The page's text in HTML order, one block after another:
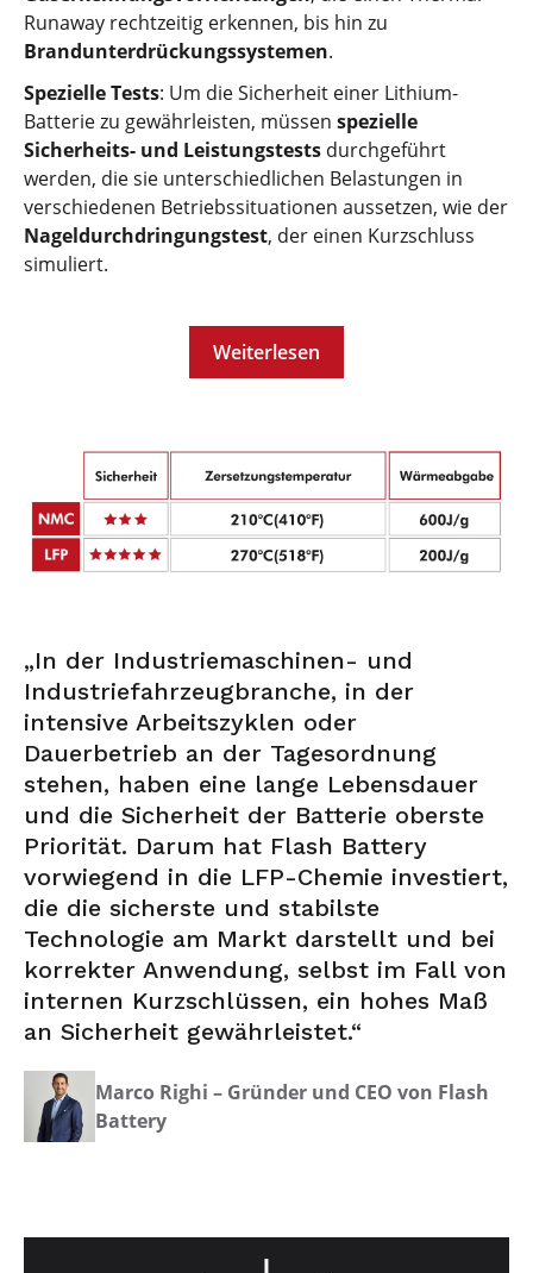
Runaway rechtzeitig erkennen, bis hin zu
Brandunterdrückungssystemen.
Spezielle Tests: Um die Sicherheit einer Lithium-
Batterie zu gewährleisten, müssen spezielle
Sicherheits- und Leistungstests durchgeführt
werden, die sie unterschiedlichen Belastungen in
verschiedenen Betriebssituationen aussetzen, wie der
Nageldurchdringungstest, der einen Kurzschluss
simuliert.
Weiterlesen
„In der Industriemaschinen- und
Industriefahrzeugbranche, in der
intensive Arbeitszyklen oder
Dauerbetrieb an der Tagesordnung
stehen, haben eine lange Lebensdauer
und die Sicherheit der Batterie oberste
Priorität. Darum hat Flash Battery
vorwiegend in die LFP-Chemie investiert,
die die sicherste und stabilste
Technologie am Markt darstellt und bei
korrekter Anwendung, selbst im Fall von
internen Kurzschlüssen, ein hohes Maß
an Sicherheit gewährleistet.“
Marco Righi – Gründer und CEO von Flash
Battery